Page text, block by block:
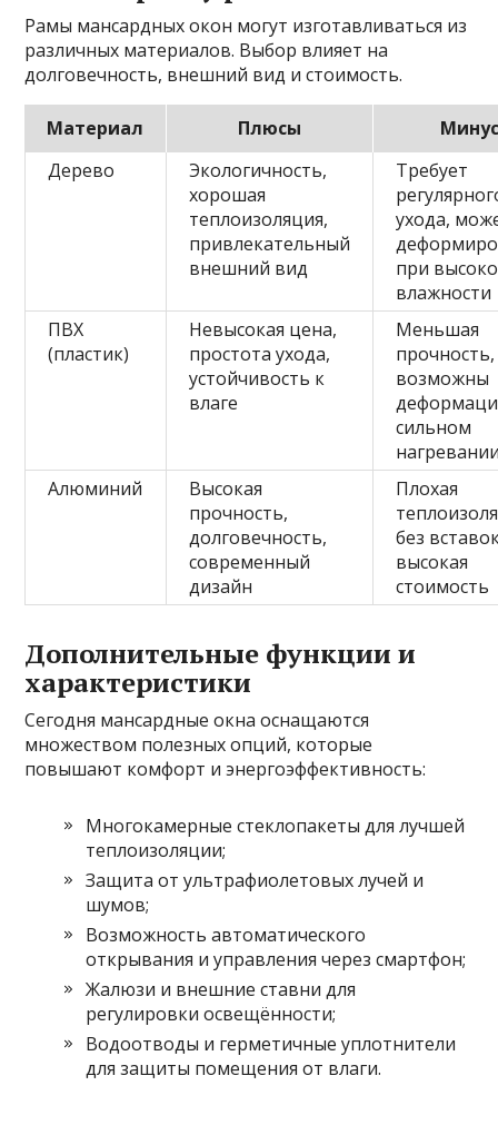
Рамы мансардных окон могут изготавливаться из
различных материалов. Выбор влияет на
долговечность, внешний вид и стоимость.
Материал Плюсы
Дерево
Экологичность,
хорошая
теплоизоляция,
привлекательный
внешний вид
Требует
ухода,
при
влажности
ПВХ
(пластик)
Невысокая цена,
простота ухода,
устойчивость к
влаге
Меньшая
прочность,
возможны
сильном
Алюминий
Высокая
прочность,
долговечность,
современный
дизайн
Плохая
без
высокая
стоимость
Дополнительные функции и
характеристики
Сегодня мансардные окна оснащаются
множеством полезных опций, которые
повышают комфорт и энергоэффективность:
Многокамерные стеклопакеты для лучшей
теплоизоляции;
Защита от ультрафиолетовых лучей и
шумов;
Возможность автоматического
открывания и управления через смартфон;
Жалюзи и внешние ставни для
регулировки освещённости;
Водоотводы и герметичные уплотнители
для защиты помещения от влаги.